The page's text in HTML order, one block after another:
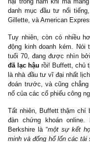
Ở mức giá $54,000
với thời điểm đầu năm
sinh lợi lên đến 18%